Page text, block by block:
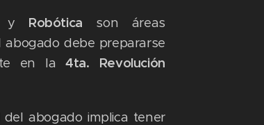
y Robótica son áreas
debe prepararse
en la4ta. Revolución
del abogado implica tener